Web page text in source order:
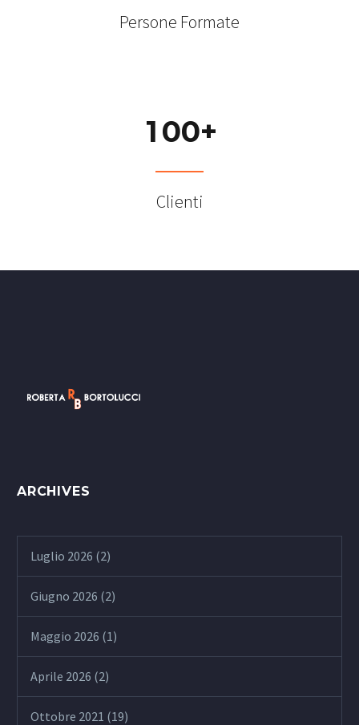
Persone Formate
1 00+
Clienti
ARCHIVES
Luglio 2026 (2)
Giugno 2026 (2)
Maggio 2026 (1)
Aprile 2026 (2)
Ottobre 2021 (19)